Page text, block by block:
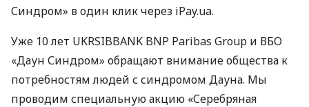
Синдром» в один клик через iPay.ua.
Уже 10 лет UKRSIBBANK BNP Paribas Group и ВБО
«Даун Синдром» обращают внимание общества к
потребностям людей с синдромом Дауна. Мы
проводим специальную акцию «Серебряная